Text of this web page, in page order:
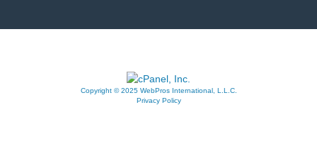
Copyright © 2025 WebPros International, L.L.C.
Privacy Policy